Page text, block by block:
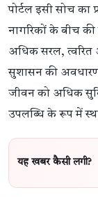
पोर्टल इसी सोच
नागरिकों के बीच
अधिक सरल, त्वरित
सुशासन की
जीवन को अधिक
उपलब्धि के रूप में
यह खबर कैसी लगी?